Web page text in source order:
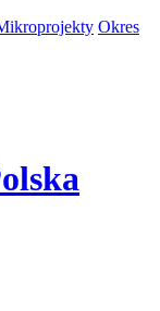
Okres